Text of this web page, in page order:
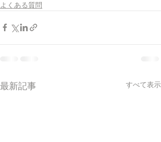
よくある質問
最新記事 すべて表示